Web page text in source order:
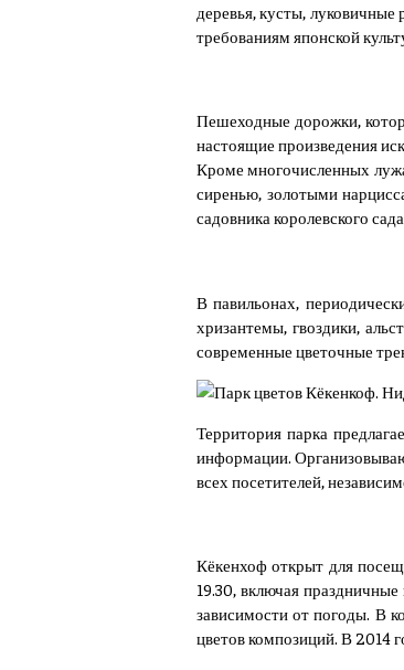
деревья, кусты,
требованиям японской
Пешеходные дорожки,
настоящие произведения
Кроме многочисленных
сиренью, золотыми
садовника королевского
В павильонах,
хризантемы, гвоздики,
современные цветочные
Территория парка
информации.
всех посетителей,
Кёкенхоф открыт для
19.30, включая
зависимости от погоды. В
цветов композиций. В 2014